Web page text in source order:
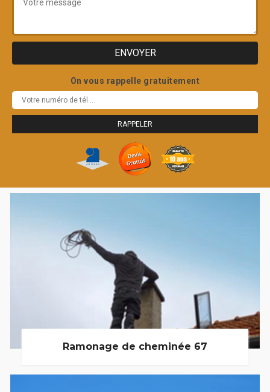
On vous rappelle gratuitement
Ramonage de cheminée 67